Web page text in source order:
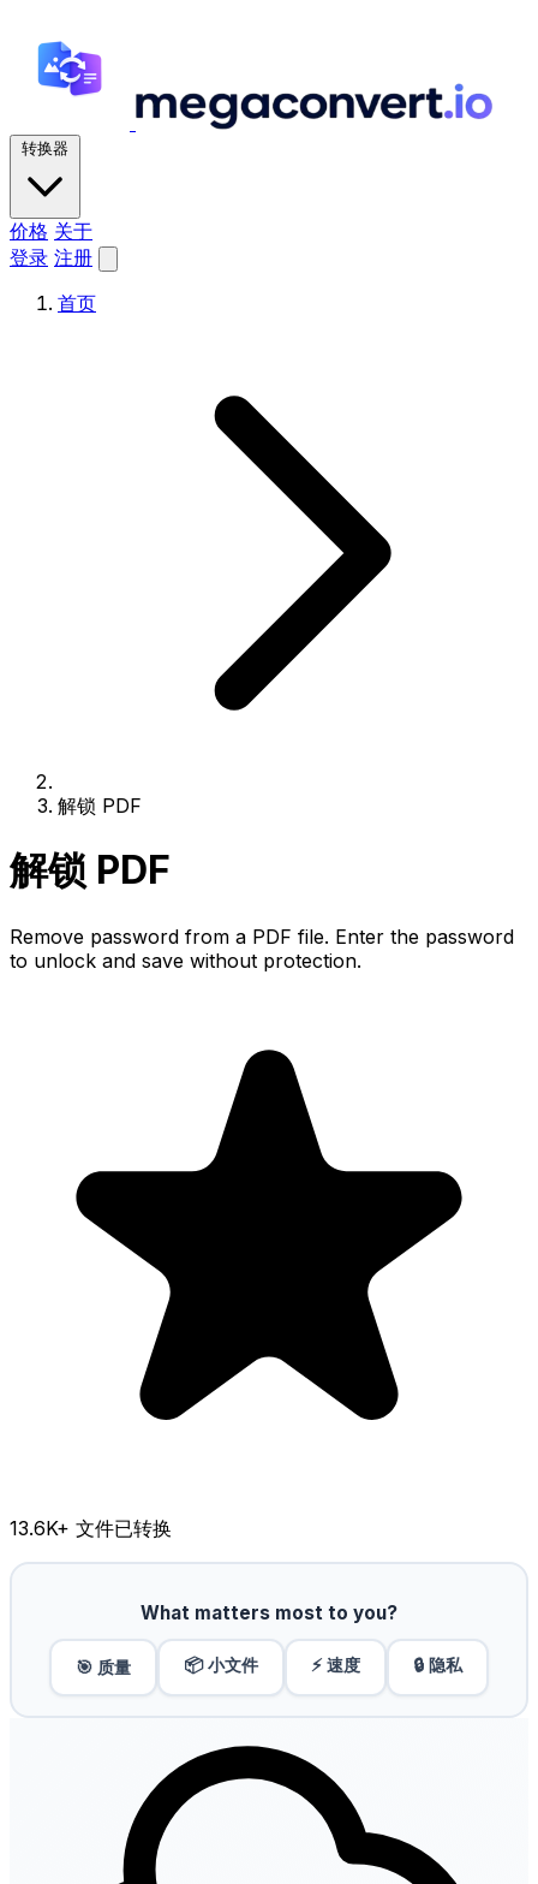
转换器
价格 关于
登录 注册
首页
解锁 PDF
解锁 PDF
Remove password from a PDF file. Enter the password
to unlock and save without protection.
13.6K+ 文件已转换
What matters most to you?
🎯 质量 📦 小文件 ⚡ 速度 🔒 隐私